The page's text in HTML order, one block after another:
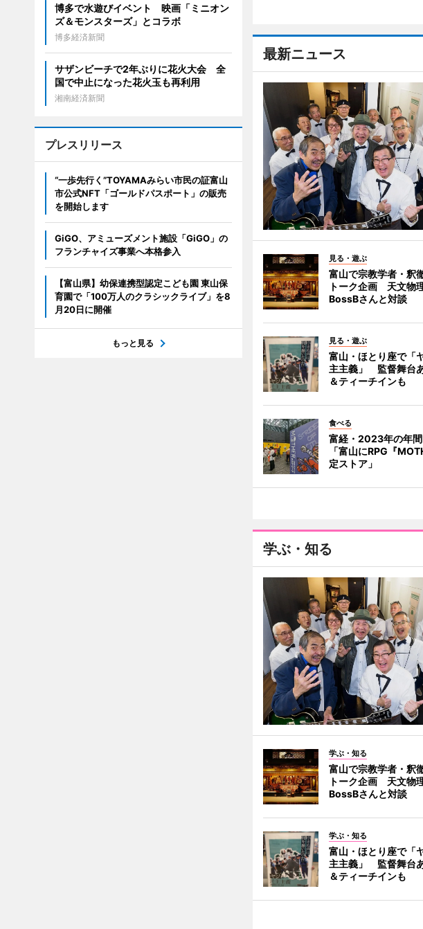
最新ニュース
見る・遊ぶ
富山で宗教学者・釈
トーク企画 天文物
BossBさんと対談
見る・遊ぶ
富山・ほとり座で「
主主義」 監督舞台
＆ティーチインも
食べる
富経・2023年の年
「富山にRPG『
定ストア」
学ぶ・知る
学ぶ・知る
富山で宗教学者・釈
トーク企画 天文物
BossBさんと対談
学ぶ・知る
富山・ほとり座で「
主主義」 監督舞台
＆ティーチインも
博多で水遊びイベント 映画「ミニオン
ズ＆モンスターズ」とコラボ
博多経済新聞
サザンビーチで2年ぶりに花火大会 全
国で中止になった花火玉も再利用
湘南経済新聞
プレスリリース
“一歩先行く”TOYAMAみらい市民の証富山
市公式NFT「ゴールドパスポート」の販売
を開始します
GiGO、アミューズメント施設「GiGO」の
フランチャイズ事業へ本格参入
【富山県】幼保連携型認定こども園 東山保
育園で「100万人のクラシックライブ」を8
月20日に開催
もっと見る